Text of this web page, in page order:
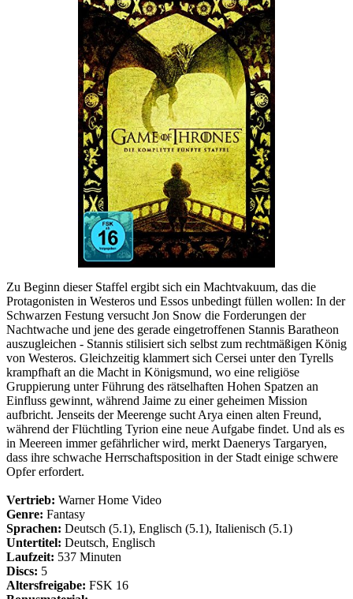
Zu Beginn dieser Staffel ergibt sich ein Machtvakuum, das die
Protagonisten in Westeros und Essos unbedingt füllen wollen: In der
Schwarzen Festung versucht Jon Snow die Forderungen der
Nachtwache und jene des gerade eingetroffenen Stannis Baratheon
auszugleichen - Stannis stilisiert sich selbst zum rechtmäßigen König
von Westeros. Gleichzeitig klammert sich Cersei unter den Tyrells
krampfhaft an die Macht in Königsmund, wo eine religiöse
Gruppierung unter Führung des rätselhaften Hohen Spatzen an
Einfluss gewinnt, während Jaime zu einer geheimen Mission
aufbricht. Jenseits der Meerenge sucht Arya einen alten Freund,
während der Flüchtling Tyrion eine neue Aufgabe findet. Und als es
in Meereen immer gefährlicher wird, merkt Daenerys Targaryen,
dass ihre schwache Herrschaftsposition in der Stadt einige schwere
Opfer erfordert.
Vertrieb: Warner Home Video
Genre: Fantasy
Sprachen: Deutsch (5.1), Englisch (5.1), Italienisch (5.1)
Untertitel: Deutsch, Englisch
Laufzeit: 537 Minuten
Discs: 5
Altersfreigabe: FSK 16